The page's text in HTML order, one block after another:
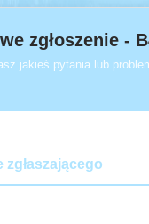
zgłoszenie -
jakieś pytania lub
zgłaszającego